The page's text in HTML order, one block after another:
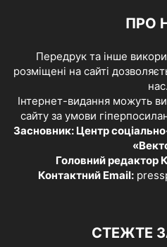
ПРО
Передрук та інше
розміщені на сайті
нас.
Інтернет-видання можуть
сайту за умови
Засновник: Центр
Головний редактор
Контактний Email:
СТЕЖТЕ